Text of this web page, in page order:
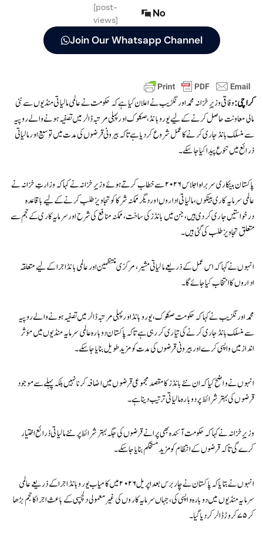
[post-
views]
No
Join Our Whatsapp Channel
کراچی:وفاقی وزیرِ خزانہ محمد اورنگزیب نے اعلان کیا ہے کہ حکومت نے عالمی مالیاتی منڈیوں سے نئی
مالی معاونت حاصل کرنے کے لیے یورو بانڈ، صکوک اور پہلی مرتبہ ڈالر میں تصفیہ ہونے والے روپیہ
سے منسلک بانڈ جاری کرنے کا عمل شروع کر دیا ہے تاکہ بیرونی قرضوں کی مدت میں توسیع اور مالیاتی
ذرائع میں تنوع پیدا کیا جا سکے۔
پاکستان بینکاری سربراہ اجلاس ۲۰۲۶ سے خطاب کرتے ہوئے وزیرِ خزانہ نے کہا کہ وزارتِ خزانہ نے
عالمی سرمایہ کاری بینکوں، مالیاتی اداروں اور دیگر ممکنہ شرکا کو تجاویز طلب کرنے کے لیے باقاعدہ
درخواستیں جاری کر دی ہیں، جن میں بانڈز کی ساخت، ممکنہ منافع کی شرح اور سرمایہ کاری کے حجم سے
متعلق تجاویز طلب کی گئی ہیں۔
انہوں نے کہا کہ اس عمل کے ذریعے مالیاتی مشیر، مرکزی منتظمین اور عالمی بانڈ اجرا کے لیے متعلقہ
اداروں کا انتخاب کیا جائے گا۔
محمد اورنگزیب نے کہا کہ حکومت صکوک، یورو بانڈ اور پہلی مرتبہ ڈالر میں تصفیہ ہونے والے روپیہ
سے منسلک بانڈ جاری کرنے کی تیاری کر رہی ہے تاکہ پاکستان دوبارہ عالمی سرمایہ منڈیوں میں مؤثر
انداز میں واپسی کرے اور بیرونی قرضوں کی مدت کو مزید طویل بنایا جا سکے۔
انہوں نے واضح کیا کہ ان نئے بانڈز کا مقصد مجموعی قرضوں میں اضافہ کرنا نہیں بلکہ پہلے سے موجود
قرضوں کی بہتر شرائط پر دوبارہ مالیاتی ترتیب دینا ہے۔
وزیرِ خزانہ نے کہا کہ حکومت آئندہ بھی پرانے قرضوں کی جگہ بہتر شرائط پر نئے مالیاتی ذرائع اختیار
کرے گی تاکہ قرضوں کے انتظام کو مزید مستحکم بنایا جا سکے۔
انہوں نے بتایا کہ پاکستان نے چار برس بعد اپریل ۲۰۲۶ میں کامیاب یورو بانڈ اجرا کے ذریعے عالمی
سرمایہ منڈیوں میں دوبارہ واپسی کی، جہاں سرمایہ کاروں کی غیر معمولی دلچسپی کے باعث اجرا کا حجم بڑھا
کر ۷۵ کروڑ ڈالر کر دیا گیا۔